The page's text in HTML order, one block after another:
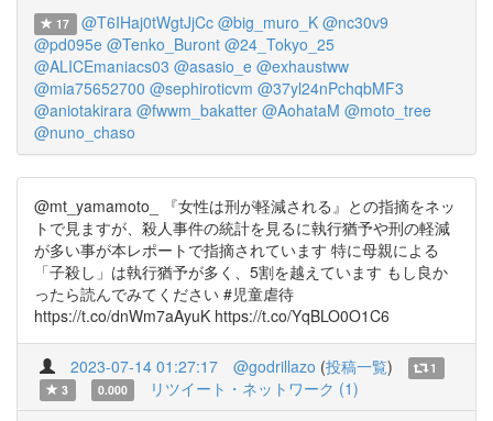
17 @T6IHaj0tWgtJjCc @big_muro_K @nc30v9
@pd095e @Tenko_Buront @24_Tokyo_25
@ALICEmaniacs03 @asasio_e @exhaustww
@mia75652700 @sephiroticvm @37yl24nPchqbMF3
@aniotakirara @fwwm_bakatter @AohataM @moto_tree
@nuno_chaso
@mt_yamamoto_ 『女性は刑が軽減される』との指摘をネッ
トで見ますが、殺人事件の統計を見るに執行猶予や刑の軽減
が多い事が本レポートで指摘されています 特に母親による
「子殺し」は執行猶予が多く、5割を越えています もし良か
ったら読んでみてください #児童虐待
https://t.co/dnWm7aAyuK https://t.co/YqBLO0O1C6
2023-07-14 01:27:17 @godrillazo (投稿一覧)
1
3
0.000 リツイート・ネットワーク (1)